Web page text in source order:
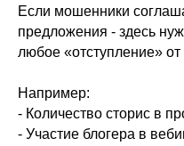
Если мошенники
предложения - здесь
любое «отступление»
Например:
- Количество сторис в
- ⁠Участие блогера в